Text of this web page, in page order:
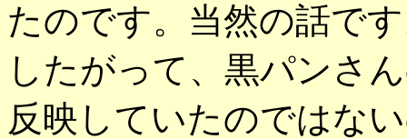
たのです。当然の話で
したがって、黒パンさ
反映していたのではな